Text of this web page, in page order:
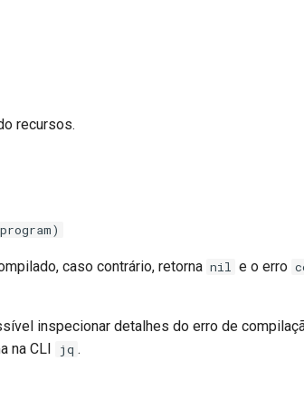
recursos.
caso contrário, retorna nil e o erro
inspecionar detalhes do erro de
na CLI
jq .